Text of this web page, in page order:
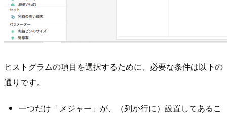
ヒストグラムの項目を選択するために、必要な条件は以下の
通りです。
一つだけ「メジャー」が、（列か行に）設置してあるこ